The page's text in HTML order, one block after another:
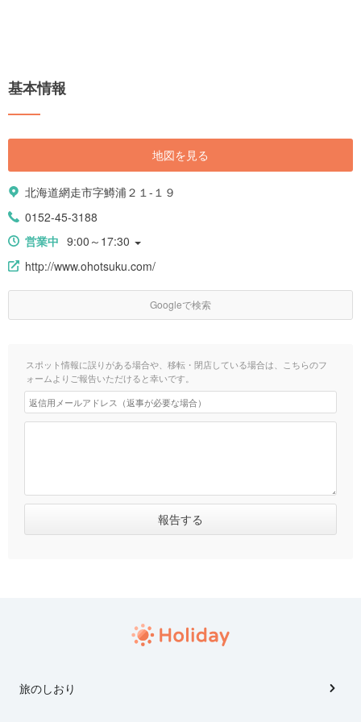
基本情報
地図を見る
北海道網走市字鱒浦２１-１９
0152-45-3188
営業中 9:00～17:30
http://www.ohotsuku.com/
Googleで検索
スポット情報に誤りがある場合や、移転・閉店している場合は、こちらのフ
ォームよりご報告いただけると幸いです。
旅のしおり